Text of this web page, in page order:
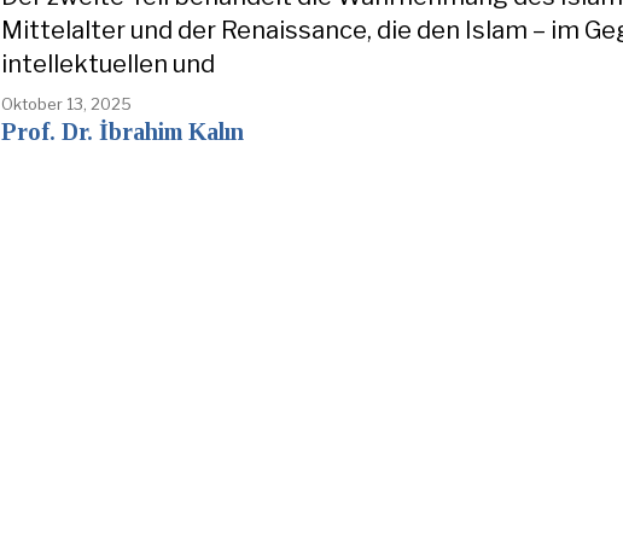
Mittelalter und der Renaissance, die den Islam – im
intellektuellen und
Oktober 13, 2025
Prof. Dr. İbrahim Kalın